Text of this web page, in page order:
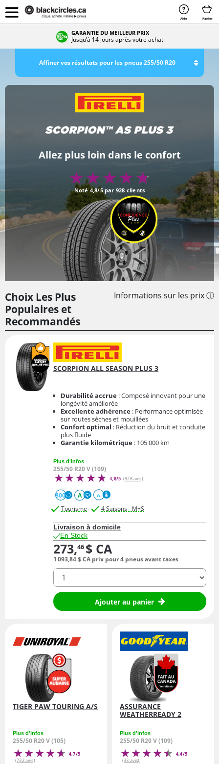
Aide Panier
GARANTIE DU MEILLEUR PRIX
Jusqu’à 14 jours après votre achat
Affiner vos résultats pour les pneus 255/50 R20
Allez plus loin dans le confort
Noté 4,8/5 par 928 clients
Choix Les Plus
Populaires et
Recommandés
Informations sur les prix ⓘ
SCORPION ALL SEASON PLUS 3
Durabilité accrue : Composé innovant pour une
longévité améliorée
Excellente adhérence : Performance optimisée
sur routes sèches et mouillées
Confort optimal : Réduction du bruit et conduite
plus fluide
Garantie kilométrique : 105 000 km
Plus d'infos
255/50 R20 V (109)
4,8/5 (928 avis)
800 A A
Tourisme 4 Saisons - M+S
Livraison à domicile
En Stock
273,46 $ CA
1 093,84$ CA prix pour 4 pneus avant taxes
quantité
Ajouter au panier
TIGER PAW TOURING A/S
Plus d'infos
255/50 R20 V (105)
4,7/5
(732 avis)
ASSURANCE
WEATHERREADY 2
Plus d'infos
255/50 R20 V (109)
4,4/5
(33 avis)